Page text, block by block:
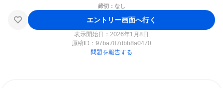
締切：なし
エントリー画面へ行く
表示開始日：2026年1月8日
原稿ID： 97ba787dbb8a0470
問題を報告する